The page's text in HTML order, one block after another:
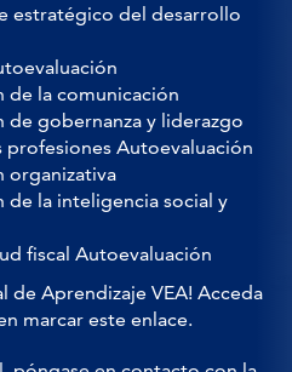
estratégico del desarrollo
de la comunicación
gobernanza y liderazgo
Autoevaluación
organizativa
la inteligencia social y
fiscal Autoevaluación
de Aprendizaje VEA! Acceda
marcar este enlace.